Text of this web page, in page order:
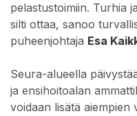
pelastustoimiin. Turhia
silti ottaa, sanoo
puheenjohtaja Esa
Seura-alueella
ja ensihoitoalan
voidaan lisätä